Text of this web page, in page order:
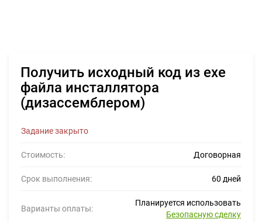
Получить исходный код из exe
файла инсталлятора
(дизассемблером)
Задание закрыто
Стоимость: Договорная
Срок выполнения: 60 дней
Варианты оплаты:
Планируется использовать
Безопасную сделку